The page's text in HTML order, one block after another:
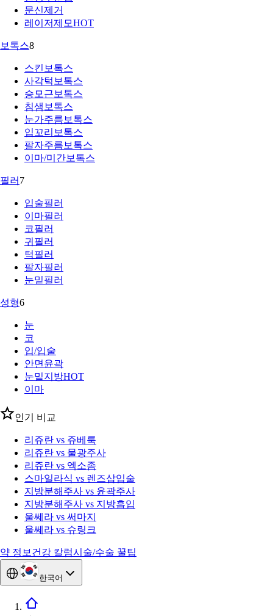
문신제거
레이저제모HOT
보톡스8
스킨보톡스
사각턱보톡스
승모근보톡스
침샘보톡스
눈가주름보톡스
입꼬리보톡스
팔자주름보톡스
이마/미간보톡스
필러 7
입술필러
이마필러
코필러
귀필러
턱필러
팔자필러
눈밑필러
성형6
눈
코
입/입술
안면윤곽
눈밑지방HOT
이마
인기 비교
리쥬란 vs 쥬베룩
리쥬란 vs 물광주사
리쥬란 vs 엑소좀
스마일라식 vs 렌즈삽입술
지방분해주사 vs 윤곽주사
지방분해주사 vs 지방흡입
울쎄라 vs 써마지
울쎄라 vs 슈링크
약 정보 건강 칼럼시술/수술 꿀팁
한국어